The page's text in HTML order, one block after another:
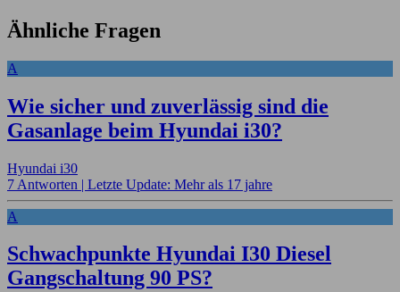
Ähnliche Fragen
A
Wie sicher und zuverlässig sind die
Gasanlage beim Hyundai i30?
Hyundai i30
7 Antworten | Letzte Update: Mehr als 17 jahre
A
Schwachpunkte Hyundai I30 Diesel
Gangschaltung 90 PS?